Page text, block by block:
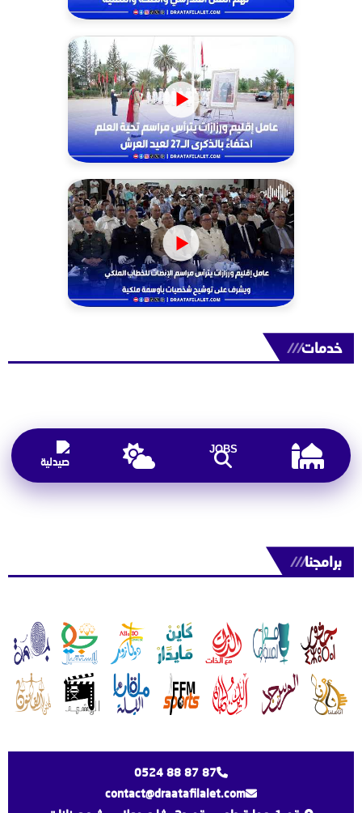
خدمات///
JOBS
برامجنا///
0524 88 87 87
contact@draatafilalet.com